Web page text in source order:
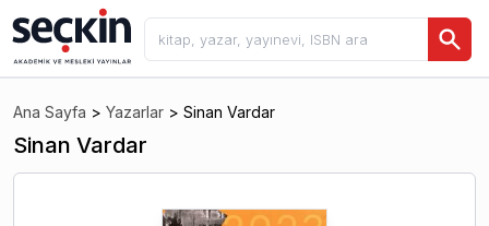
Ana Sayfa > Yazarlar > Sinan Vardar
Sinan Vardar